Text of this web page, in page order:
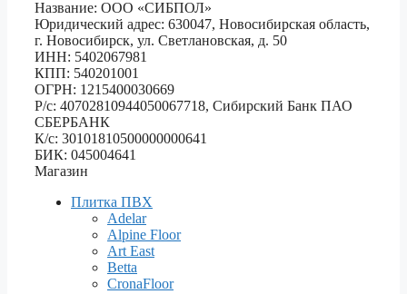
Название: ООО «СИБПОЛ»
Юридический адрес: 630047, Новосибирская область,
г. Новосибирск, ул. Светлановская, д. 50
ИНН: 5402067981
КПП: 540201001
ОГРН: 1215400030669
Р/с: 40702810944050067718, Сибирский Банк ПАО
СБЕРБАНК
К/с: 30101810500000000641
БИК: 045004641
Магазин
Плитка ПВХ
Adelar
Alpine Floor
Art East
Betta
CronaFloor